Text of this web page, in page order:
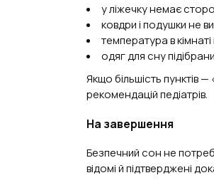
у ліжечку немає
ковдри і подушки не
температура в
одяг для сну
Якщо більшість пунктів
рекомендацій педіатрів.
На завершення
Безпечний сон не
відомі й підтверджені